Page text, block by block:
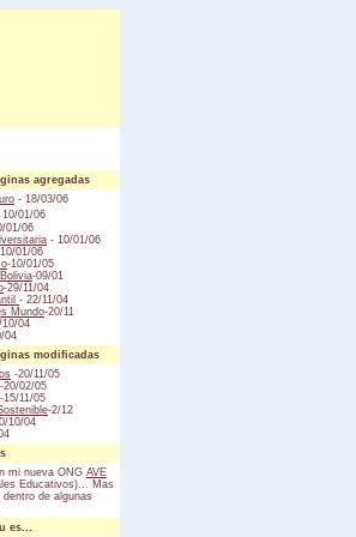
agregadas
- 18/03/06
10/01/06
01/06
- 10/01/06
01/06
-10/01/05
-09/01
-29/11/04
- 22/11/04
Mundo-20/11
10/04
04
modificadas
-20/11/05
-20/02/05
-15/11/05
-2/12
10/04
mi nueva ONG AVE
Educativos)... Mas
dentro de algunas
es...